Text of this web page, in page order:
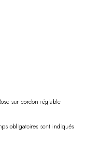
sur cordon réglable
obligatoires sont indiqués